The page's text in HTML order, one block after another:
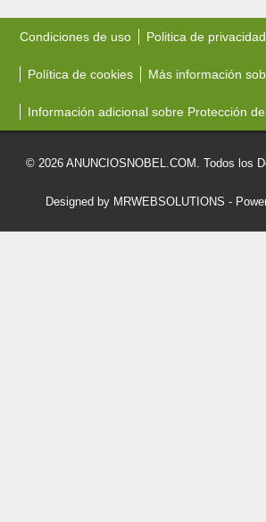
Condiciones de uso Politica de privacidad
Política de cookies Más información
Información adicional sobre Protección
© 2026 ANUNCIOSNOBEL.COM. Todos los
Designed by MRWEBSOLUTIONS -